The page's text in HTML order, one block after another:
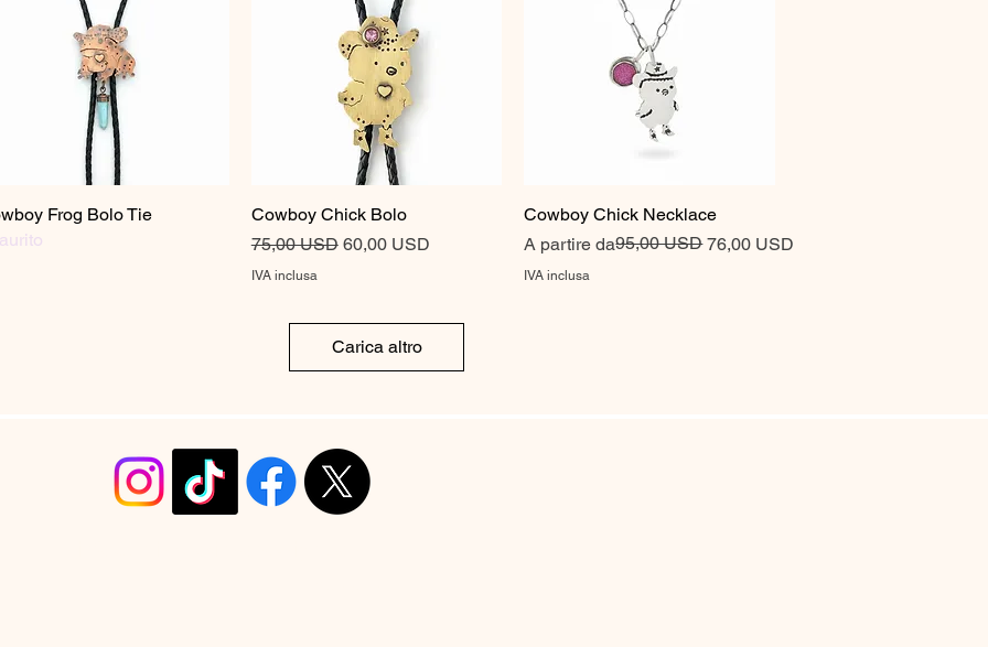
Vista rapida
Frog Bolo Tie
Vista rapida
Cowboy Chick Bolo
Prezzo regolare
75,00 USD Prezzo scontato
60,00 USD
IVA inclusa
Vista rapida
Cowboy Chick Necklace
A partire da
Prezzo regolare95,00 USD 76,00 USD
Prezzo scontato
IVA inclusa
Carica altro